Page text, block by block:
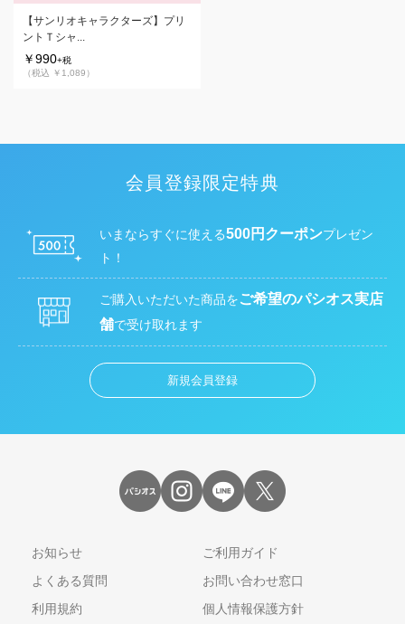
【サンリオキャラクターズ】プリ
ントＴシャ...
￥990+税
（税込 ￥1,089）
会員登録限定特典
いまならすぐに使える500円クーポンプレゼン
ト！
ご購入いただいた商品をご希望のパシオス実店
舗で受け取れます
新規会員登録
お知らせ
ご利用ガイド
よくある質問
お問い合わせ窓口
利用規約
個人情報保護方針